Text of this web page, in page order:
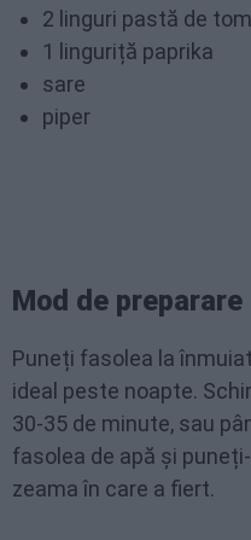
2 linguri pastă de
1 linguriță paprika
sare
piper
Mod de preparare
Puneți fasolea la
ideal peste noapte.
30-35 de minute, sau
fasolea de apă și
zeama în care a fiert.